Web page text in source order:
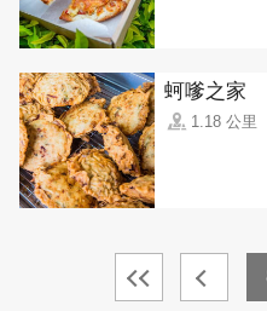
蚵嗲之家
1.18 公里